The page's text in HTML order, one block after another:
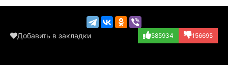
Добавить в закладки 585934 156695